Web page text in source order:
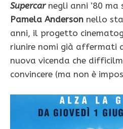
Supercar negli anni ’80
Pamela Anderson nello
anni, il progetto
riunire nomi già affermati
nuova vicenda che
convincere (ma non è